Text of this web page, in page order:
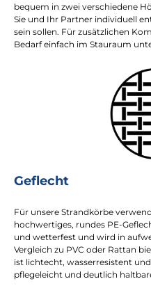
bequem in zwei verschiedene
Sie und Ihr Partner individuell
sein sollen. Für zusätzlichen
Bedarf einfach im Stauraum
Geflecht
Für unsere Strandkörbe
hochwertiges, rundes PE-
und wetterfest und wird in
Vergleich zu PVC oder Rattan
ist lichtecht, wasserresistent
pflegeleicht und deutlich